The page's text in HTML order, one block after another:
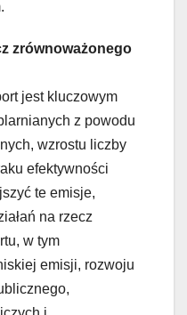
zrównoważonego
jest kluczowym
z powodu
wzrostu liczby
efektywności
te emisje,
na rzecz
w tym
emisji, rozwoju